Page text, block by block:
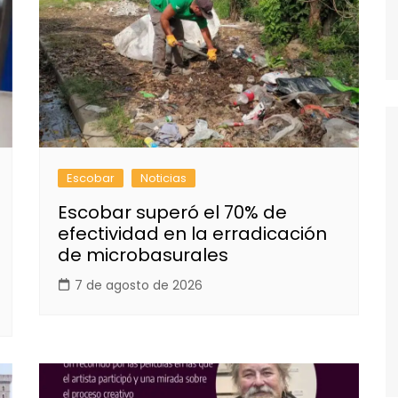
Escobar Noticias
Escobar superó el 70% de
efectividad en la erradicación
de microbasurales
7 de agosto de 2026